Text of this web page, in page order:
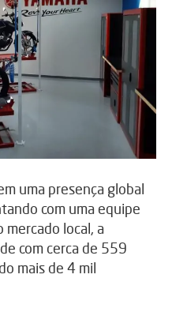
uma presença global
com uma equipe
mercado local, a
com cerca de 559
mais de 4 mil